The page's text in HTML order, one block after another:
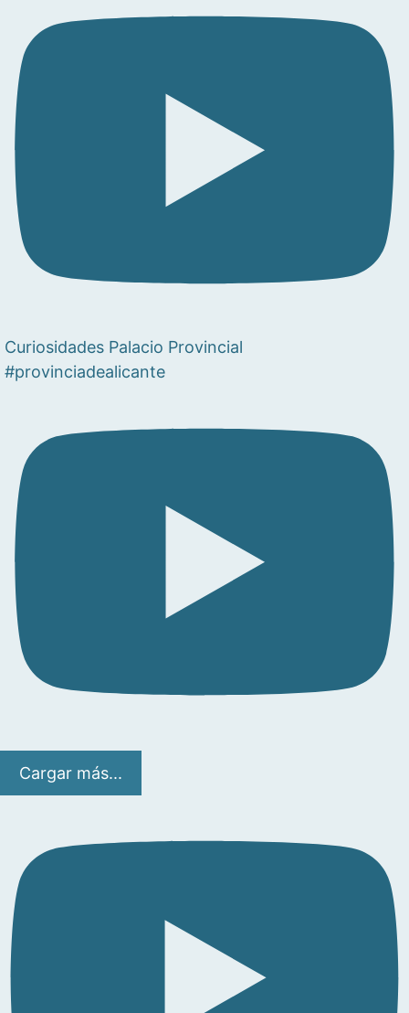
Curiosidades Palacio Provincial
#provinciadealicante
Cargar más...